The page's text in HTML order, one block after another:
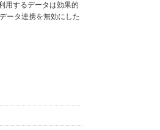
用するデータは効果的
ータ連携を無効にした